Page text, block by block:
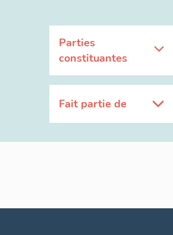
Parties
constituantes
Fait partie de